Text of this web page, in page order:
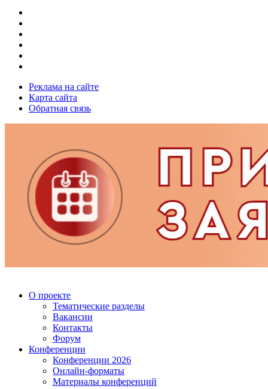
Реклама на сайте
Карта сайта
Обратная связь
О проекте
Тематические разделы
Вакансии
Контакты
Форум
Конференции
Конференции 2026
Онлайн-форматы
Материалы конференций